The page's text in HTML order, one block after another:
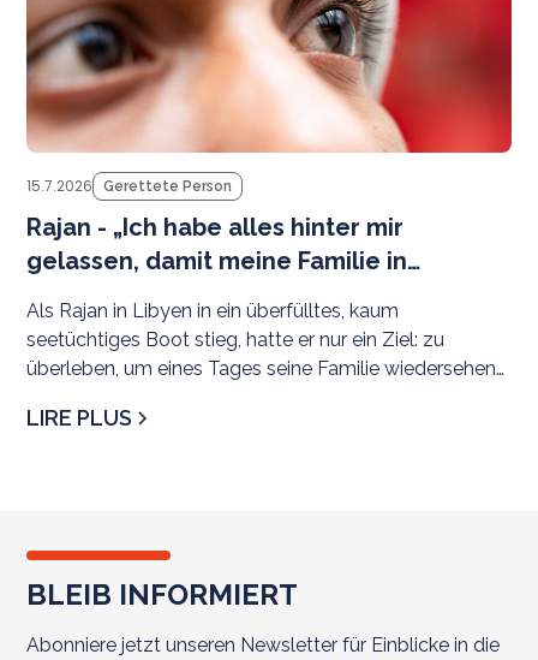
15.7.2026 Gerettete Person
Rajan - „Ich habe alles hinter mir
gelassen, damit meine Familie in
Als Rajan in Libyen in ein überfülltes, kaum
seetüchtiges Boot stieg, hatte er nur ein Ziel: zu
überleben, um eines Tages seine Familie wiedersehen
LIRE PLUS
BLEIB INFORMIERT
Abonniere jetzt unseren Newsletter für Einblicke in die